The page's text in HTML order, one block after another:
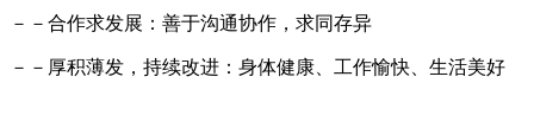
－－合作求发展：善于沟通协作，求同存异
－－厚积薄发，持续改进：身体健康、工作愉快、生活美好